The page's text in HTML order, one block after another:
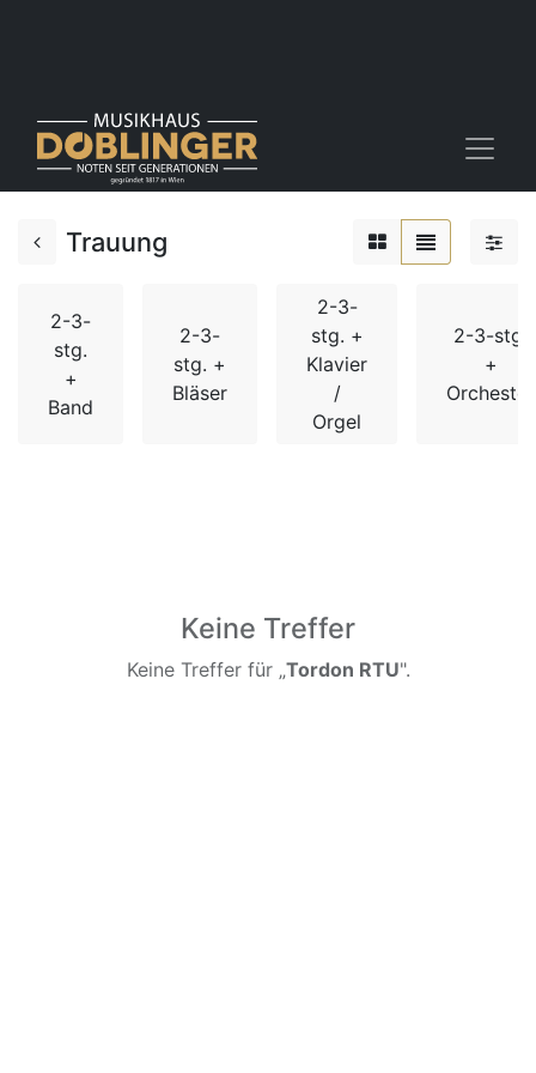
Trauung
2-3-
stg.
+
Band
2-3-
stg. +
Bläser
2-3-
stg. +
Klavier
/
Orgel
2-3-stg.
+
Orchester
Keine Treffer
Keine Treffer für „Tordon RTU".